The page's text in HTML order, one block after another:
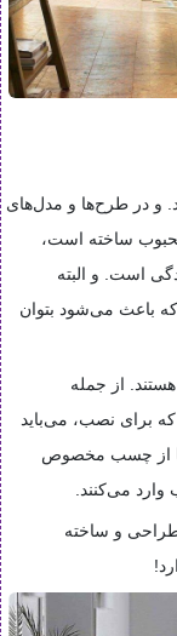
و در طرح‌ها و مدل‌های
ساخته است،
است. و البته
باعث می‌شود بتوان
از جمله
برای نصب، می‌باید
از چسب مخصوص
می‌کنند.
و ساخته